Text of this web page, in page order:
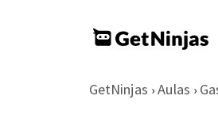
GetNinjas › Aulas ›